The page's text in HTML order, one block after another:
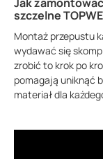
szczelne
Montaż przepustu
wydawać się
zrobić to krok po
pomagają uniknąć
materiał dla